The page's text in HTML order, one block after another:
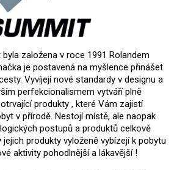
založena v roce 1991 Rolandem
je postavená na myšlence přinášet
Vyvíjejí nové standardy v designu a
perfekcionalismem vytváří plně
produkty , které Vám zajistí
v přírodě. Nestojí místě, ale naopak
postupů a produktů celkově
produkty vyloženě vybízejí k pobytu
aktivity pohodlnější a lákavější !